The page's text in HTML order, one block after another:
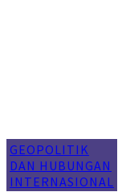
GEOPOLITIK
DAN HUBUNGAN
INTERNASIONAL